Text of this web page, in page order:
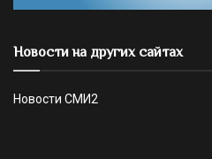
Новости на других сайтах
Новости СМИ2